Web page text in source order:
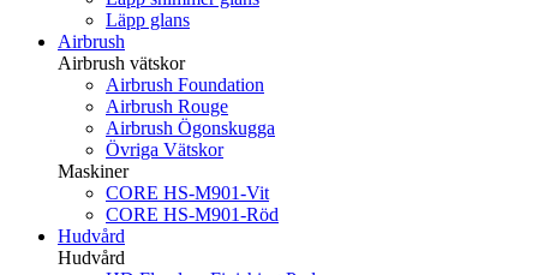
Läpp glans
Airbrush
Airbrush vätskor
Airbrush Foundation
Airbrush Rouge
Airbrush Ögonskugga
Övriga Vätskor
Maskiner
CORE HS-M901-Vit
CORE HS-M901-Röd
Hudvård
Hudvård